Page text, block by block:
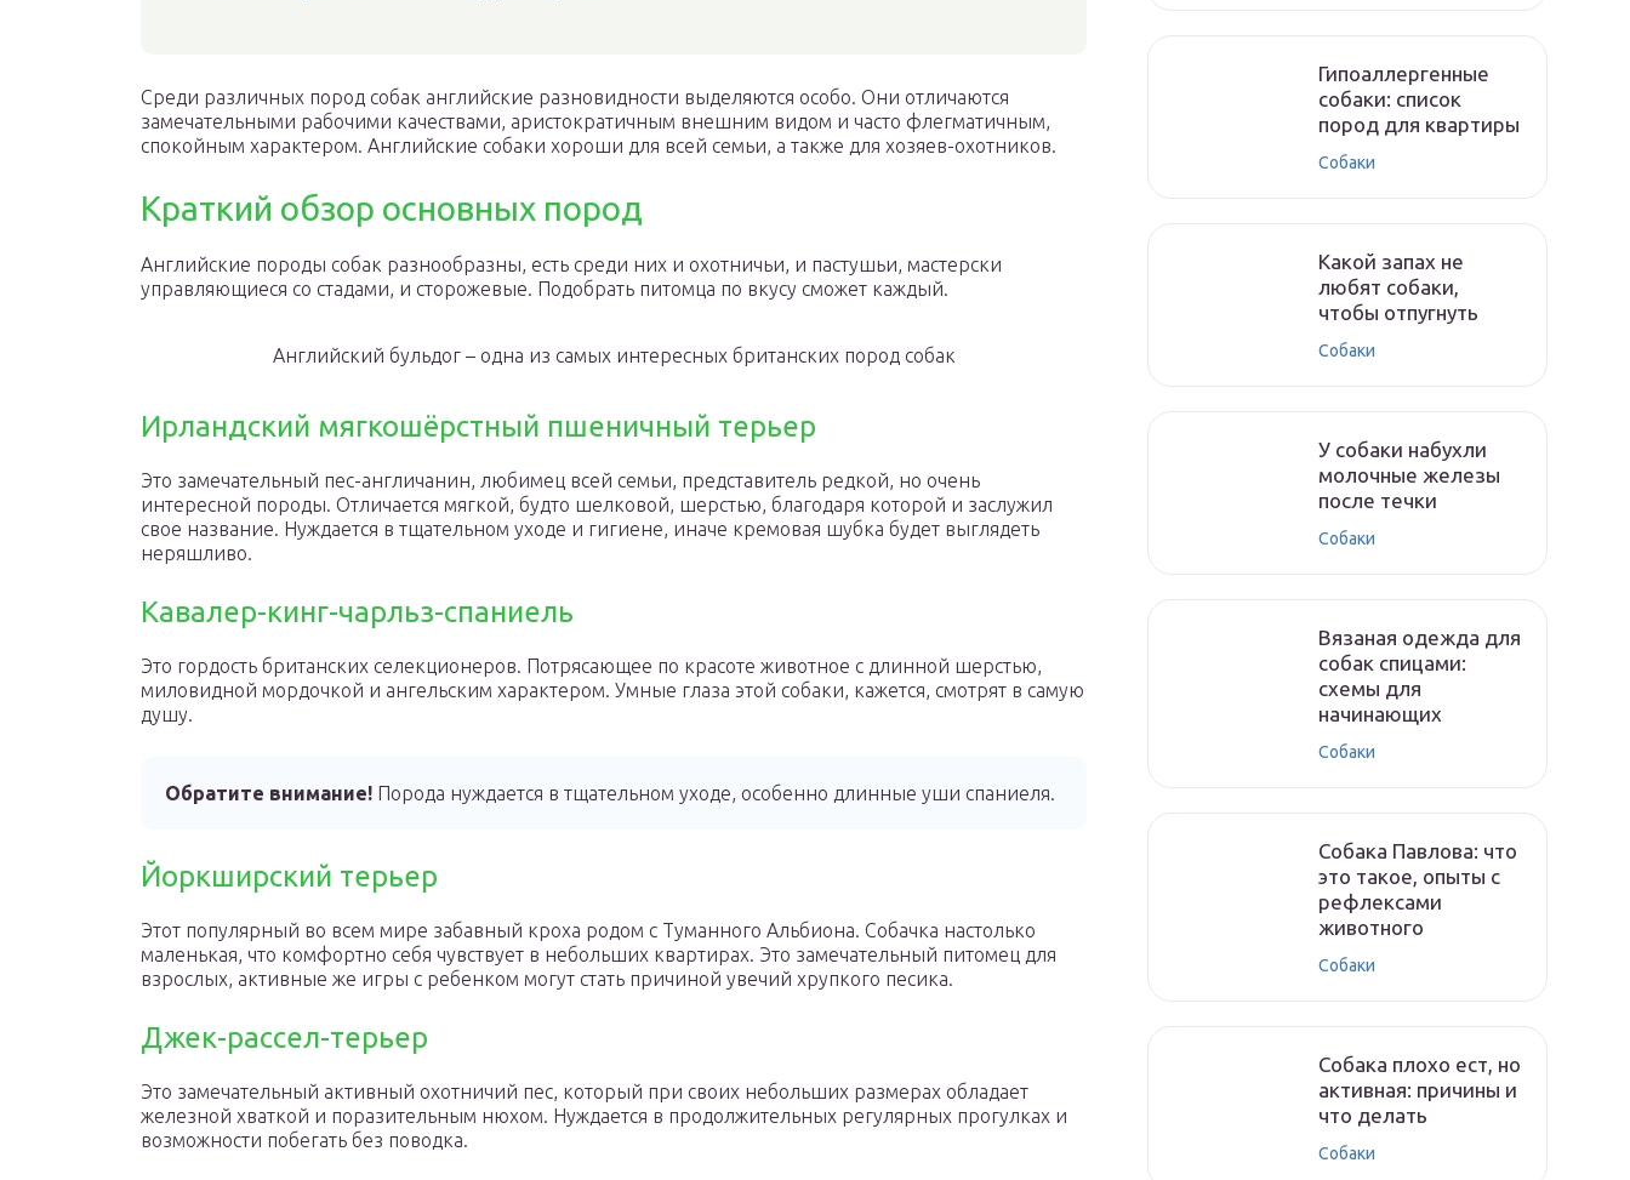
Среди различных пород собак английские разновидности выделяются особо. Они отличаются
замечательными рабочими качествами, аристократичным внешним видом и часто флегматичным,
спокойным характером. Английские собаки хороши для всей семьи, а также для хозяев-охотников.
Краткий обзор основных пород
Английские породы собак разнообразны, есть среди них и охотничьи, и пастушьи, мастерски
управляющиеся со стадами, и сторожевые. Подобрать питомца по вкусу сможет каждый.
Английский бульдог – одна из самых интересных британских пород собак
Ирландский мягкошёрстный пшеничный терьер
Это замечательный пес-англичанин, любимец всей семьи, представитель редкой, но очень
интересной породы. Отличается мягкой, будто шелковой, шерстью, благодаря которой и заслужил
свое название. Нуждается в тщательном уходе и гигиене, иначе кремовая шубка будет выглядеть
неряшливо.
Кавалер-кинг-чарльз-спаниель
Это гордость британских селекционеров. Потрясающее по красоте животное с длинной шерстью,
миловидной мордочкой и ангельским характером. Умные глаза этой собаки, кажется, смотрят в самую
душу.
Обратите внимание! Порода нуждается в тщательном уходе, особенно длинные уши спаниеля.
Йоркширский терьер
Этот популярный во всем мире забавный кроха родом с Туманного Альбиона. Собачка настолько
маленькая, что комфортно себя чувствует в небольших квартирах. Это замечательный питомец для
взрослых, активные же игры с ребенком могут стать причиной увечий хрупкого песика.
Джек-рассел-терьер
Это замечательный активный охотничий пес, который при своих небольших размерах обладает
железной хваткой и поразительным нюхом. Нуждается в продолжительных регулярных прогулках и
возможности побегать без поводка.
Гипоаллергенные
собаки: список
пород для квартиры
Собаки
Какой запах не
любят собаки,
чтобы отпугнуть
Собаки
У собаки набухли
молочные железы
после течки
Собаки
Вязаная одежда для
собак спицами:
схемы для
начинающих
Собаки
Собака Павлова: что
это такое, опыты с
рефлексами
животного
Собаки
Собака плохо ест, но
активная: причины и
что делать
Собаки